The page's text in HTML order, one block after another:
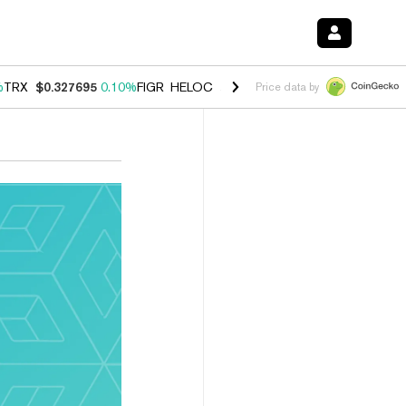
TRX $0.327695 0.10%FIGR_HELOC $1.03 2.30%HYPE $54.01 -
Price data by